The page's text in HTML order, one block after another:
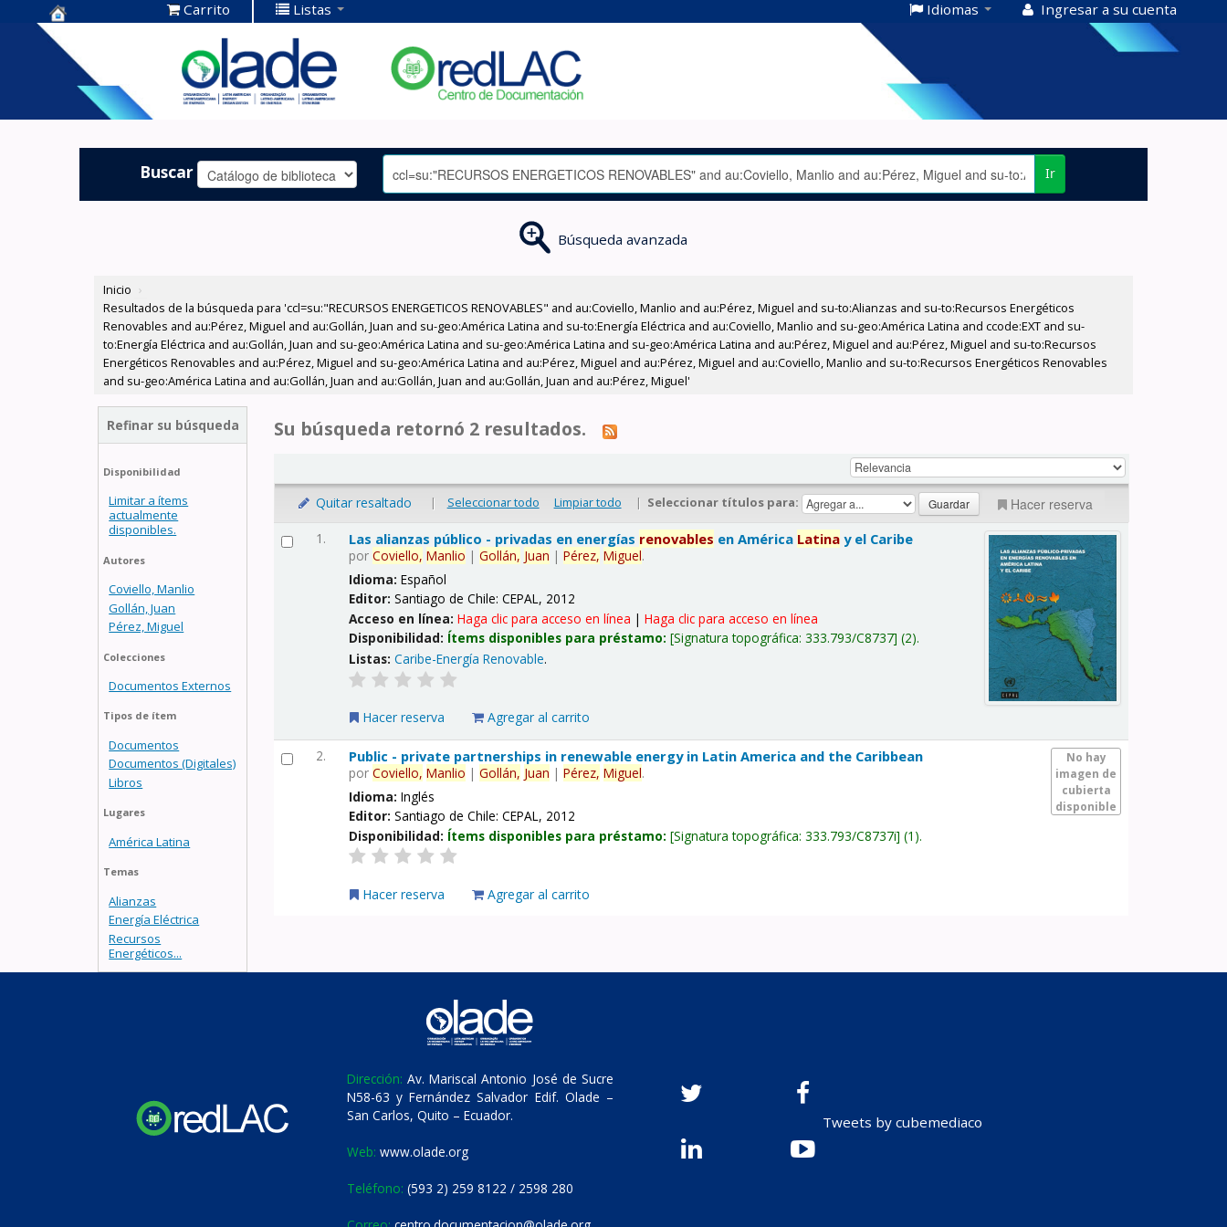
Centro de
Documentación
OLADE -
Carrito Listas Idiomas Ingresar a su cuenta
Buscar Ir
Búsqueda avanzada
Inicio ›
Resultados de la búsqueda para 'ccl=su:"RECURSOS ENERGETICOS RENOVABLES" and au:Coviello, Manlio and au:Pérez, Miguel and su-to:Alianzas and su-to:Recursos Energéticos
Renovables and au:Pérez, Miguel and au:Gollán, Juan and su-geo:América Latina and su-to:Energía Eléctrica and au:Coviello, Manlio and su-geo:América Latina and ccode:EXT and su-
to:Energía Eléctrica and au:Gollán, Juan and su-geo:América Latina and su-geo:América Latina and su-geo:América Latina and au:Pérez, Miguel and au:Pérez, Miguel and su-to:Recursos
Energéticos Renovables and au:Pérez, Miguel and su-geo:América Latina and au:Pérez, Miguel and au:Pérez, Miguel and au:Coviello, Manlio and su-to:Recursos Energéticos Renovables
and su-geo:América Latina and au:Gollán, Juan and au:Gollán, Juan and au:Gollán, Juan and au:Pérez, Miguel'
Refinar su búsqueda
Disponibilidad
Limitar a ítems
actualmente
disponibles.
Autores
Coviello, Manlio
Gollán, Juan
Pérez, Miguel
Colecciones
Documentos Externos
Tipos de ítem
Documentos
Documentos (Digitales)
Libros
Lugares
América Latina
Temas
Alianzas
Energía Eléctrica
Recursos
Energéticos...
Su búsqueda retornó 2 resultados.
Quitar resaltado | Seleccionar todo Limpiar todo | Seleccionar títulos para: Hacer reserva
1. Las alianzas público - privadas en energías renovables en América Latina y el Caribe
porCoviello, Manlio |Gollán, Juan |Pérez, Miguel.
Idioma:Español
Editor:Santiago de Chile: CEPAL, 2012
Acceso en línea:Haga clic para acceso en línea |Haga clic para acceso en línea
Disponibilidad: Ítems disponibles para préstamo: Signatura topográfica:333.793/C8737 (2).
Listas: Caribe-Energía Renovable.
Hacer reserva Agregar al carrito
2.
No hay
imagen de
cubierta
disponible
Public - private partnerships in renewable energy in Latin America and the Caribbean
porCoviello, Manlio |Gollán, Juan |Pérez, Miguel.
Idioma:Inglés
Editor:Santiago de Chile: CEPAL, 2012
Disponibilidad: Ítems disponibles para préstamo: Signatura topográfica:333.793/C8737i (1).
Hacer reserva Agregar al carrito
Dirección: Av. Mariscal Antonio José de Sucre
N58-63 y Fernández Salvador Edif. Olade –
San Carlos, Quito – Ecuador.
Web: www.olade.org
Teléfono: (593 2) 259 8122 / 2598 280
Tweets by cubemediaco